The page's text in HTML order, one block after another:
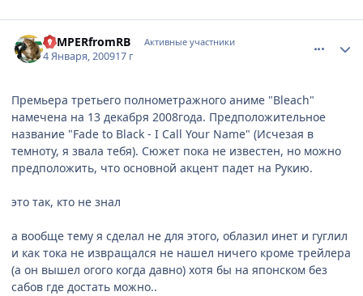
KEMPERfromRB Активные участники
4 Января, 200917 г
Премьера третьего полнометражного аниме "Bleach"
намечена на 13 декабря 2008года. Предположительное
название "Fade to Black - I Call Your Name" (Исчезая в
темноту, я звала тебя). Сюжет пока не известен, но можно
предположить, что основной акцент падет на Рукию.
это так, кто не знал
а вообще тему я сделал не для этого, облазил инет и гуглил
и как тока не извращался не нашел ничего кроме трейлера
(а он вышел огого когда давно) хотя бы на японском без
сабов где достать можно..